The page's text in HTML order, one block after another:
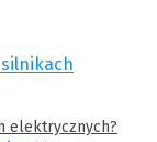
elektrycznych?